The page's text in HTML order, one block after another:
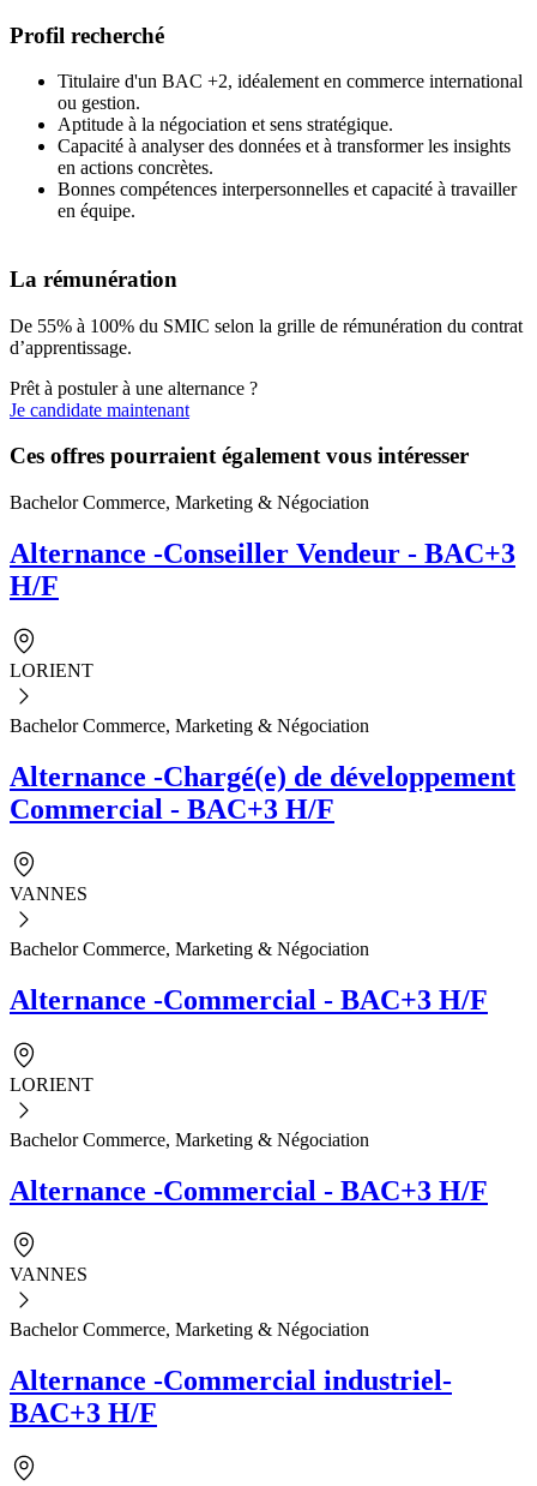
Profil recherché
Titulaire d'un BAC +2, idéalement en commerce international
ou gestion.
Aptitude à la négociation et sens stratégique.
Capacité à analyser des données et à transformer les insights
en actions concrètes.
Bonnes compétences interpersonnelles et capacité à travailler
en équipe.
La rémunération
De 55% à 100% du SMIC selon la grille de rémunération du contrat
d’apprentissage.
Prêt à postuler à une alternance ?
Je candidate maintenant
Ces offres pourraient également vous intéresser
Bachelor Commerce, Marketing & Négociation
Alternance -Conseiller Vendeur - BAC+3
H/F
LORIENT
Bachelor Commerce, Marketing & Négociation
Alternance -Chargé(e) de développement
Commercial - BAC+3 H/F
VANNES
Bachelor Commerce, Marketing & Négociation
Alternance -Commercial - BAC+3 H/F
LORIENT
Bachelor Commerce, Marketing & Négociation
Alternance -Commercial - BAC+3 H/F
VANNES
Bachelor Commerce, Marketing & Négociation
Alternance -Commercial industriel-
BAC+3 H/F